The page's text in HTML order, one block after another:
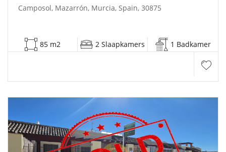
Camposol, Mazarrón, Murcia, Spain, 30875
85 m2 2 Slaapkamers 1 Badkamer